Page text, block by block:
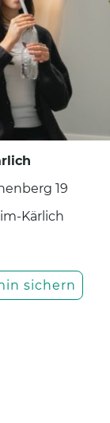
19
Kärlich
sichern